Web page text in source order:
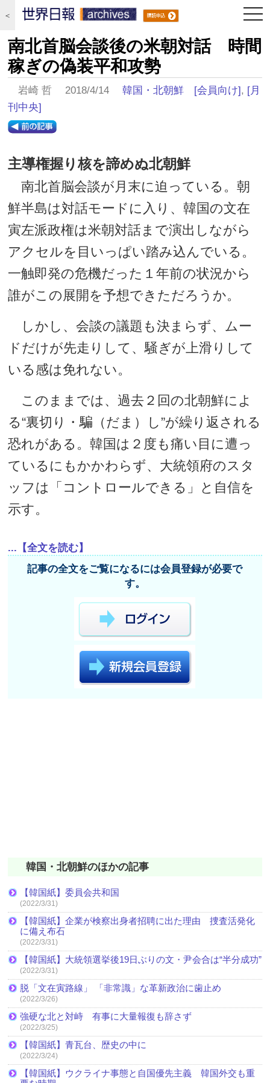
＜
南北首脳会談後の米朝対話 時間
稼ぎの偽装平和攻勢
岩崎 哲 2018/4/14韓国・北朝鮮 [会員向け], [月
刊中央]
主導権握り核を諦めぬ北朝鮮
南北首脳会談が月末に迫っている。朝
鮮半島は対話モードに入り、韓国の文在
寅左派政権は米朝対話まで演出しながら
アクセルを目いっぱい踏み込んでいる。
一触即発の危機だった１年前の状況から
誰がこの展開を予想できただろうか。
しかし、会談の議題も決まらず、ムー
ドだけが先走りして、騒ぎが上滑りして
いる感は免れない。
このままでは、過去２回の北朝鮮によ
る“裏切り・騙（だま）し”が繰り返される
恐れがある。韓国は２度も痛い目に遭っ
ているにもかかわらず、大統領府のスタ
ッフは「コントロールできる」と自信を
示す。
...【全文を読む】
記事の全文をご覧になるには会員登録が必要で
す。
韓国・北朝鮮のほかの記事
【韓国紙】委員会共和国
(2022/3/31)
【韓国紙】企業が検察出身者招聘に出た理由 捜査活発化
に備え布石
(2022/3/31)
【韓国紙】大統領選挙後19日ぶりの文・尹会合は“半分成功”
(2022/3/31)
脱「文在寅路線」 「非常識」な革新政治に歯止め
(2022/3/26)
強硬な北と対峙 有事に大量報復も辞さず
(2022/3/25)
【韓国紙】青瓦台、歴史の中に
(2022/3/24)
【韓国紙】ウクライナ事態と自国優先主義 韓国外交も重